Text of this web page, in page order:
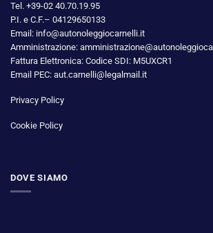
Tel. +39-02 40.70.19.95
P.I. e C.F.– 04129650133
Email: info@autonoleggiocarnelli.it
Amministrazione:
Fattura Elettronica: Codice SDI: M5UXCR1
Email PEC: aut.carnelli@legalmail.it
Privacy Policy
Cookie Policy
DOVE SIAMO